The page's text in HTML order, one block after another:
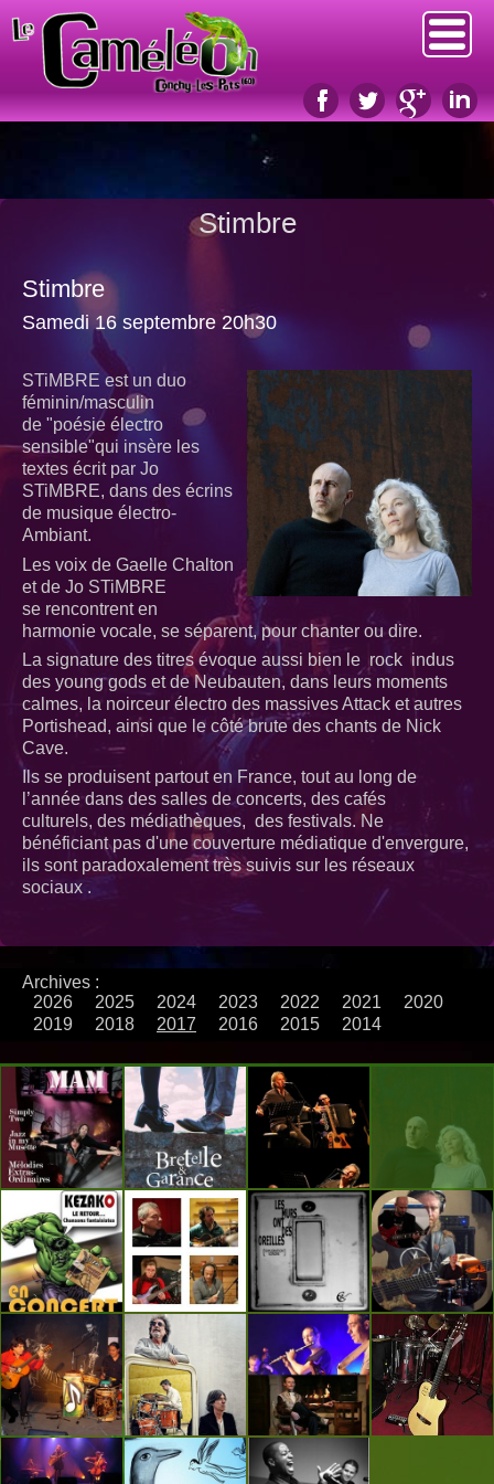
Stimbre
Stimbre
Samedi 16 septembre 20h30
STiMBRE est un duo
féminin/masculin
de "poésie électro
sensible"qui insère les
textes écrit par Jo
STiMBRE, dans des écrins
de musique électro-
Ambiant.
Les voix de Gaelle Chalton
et de Jo STiMBRE
se rencontrent en
harmonie vocale, se séparent, pour chanter ou dire.
La signature des titres évoque aussi bien le rock indus
des young gods et de Neubauten, dans leurs moments
calmes, la noirceur électro des massives Attack et autres
Portishead, ainsi que le côté brute des chants de Nick
Cave.
Ils se produisent partout en France, tout au long de
l’année dans des salles de concerts, des cafés
culturels, des médiathèques, des festivals. Ne
bénéficiant pas d'une couverture médiatique d'envergure,
ils sont paradoxalement très suivis sur les réseaux
sociaux .
Archives :
2026
2025 2024 2023 2022 2021
2020
2019
2018 2017 2016 2015 2014